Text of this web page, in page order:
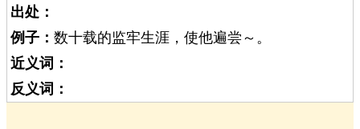
出处：
例子： 数十载的监牢生涯，使他遍尝～。
近义词：
反义词：